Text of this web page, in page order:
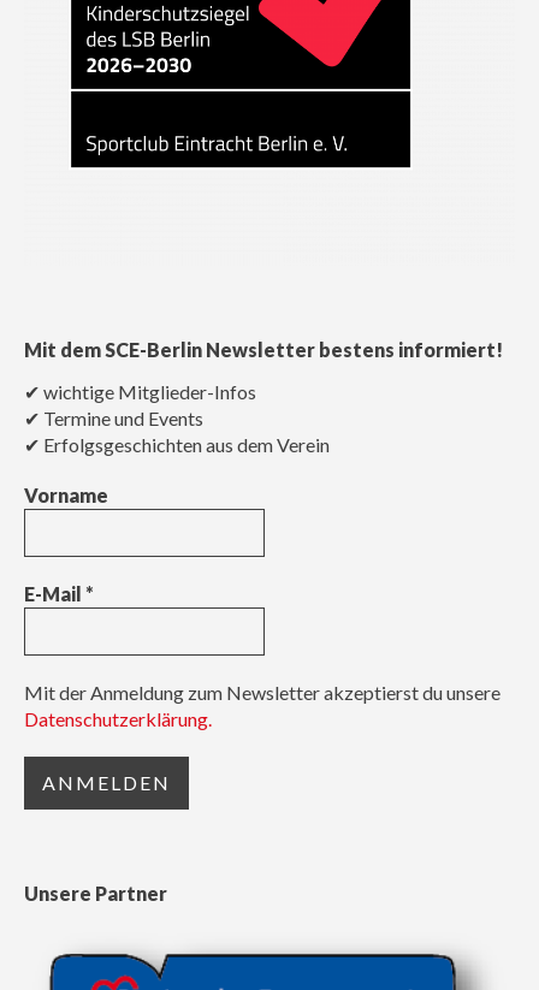
Mit dem SCE-Berlin Newsletter bestens informiert!
✔ wichtige Mitglieder-Infos
✔ Termine und Events
✔ Erfolgsgeschichten aus dem Verein
Vorname
E-Mail *
Mit der Anmeldung zum Newsletter akzeptierst du unsere
Datenschutzerklärung.
Unsere Partner